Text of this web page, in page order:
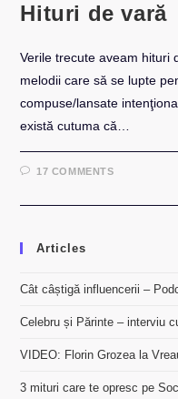
Hituri de vară
Verile trecute aveam hituri
melodii care să se lupte
compuse/lansate
există cutuma că…
17 COMMENTS
Articles
Cât câștigă influencerii –
Celebru și Părinte – interviu
VIDEO: Florin Grozea la
3 mituri care te opresc pe